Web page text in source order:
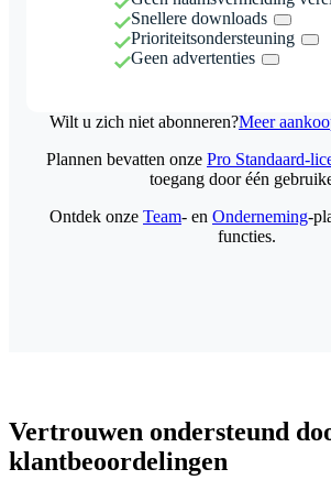
Snellere downloads
Prioriteitsondersteuning
Geen advertenties
Wilt u zich niet abonneren?Meer
Plannen bevatten onze Pro Standaard-
toegang door één
Ontdek onze Team- en Onderneming-
functies.
Vertrouwen ondersteund
klantbeoordelingen